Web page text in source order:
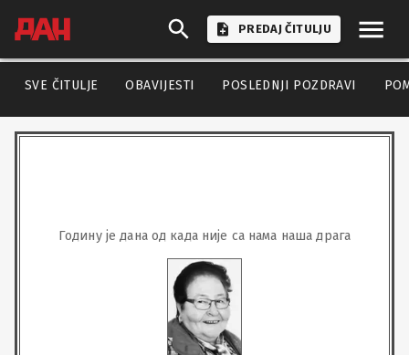
PREDAJ ČITULJU
SVE ČITULJE OBAVIJESTI POSLEDNJI POZDRAVI
Годину је дана од када није са нама наша драга